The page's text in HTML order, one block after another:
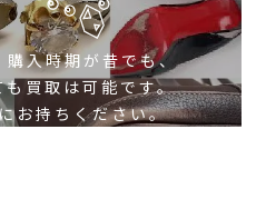
購入時期が昔でも、
も買取は可能です。
お持ちください。